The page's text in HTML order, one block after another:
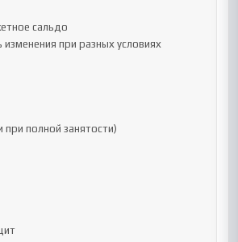
сальдо
при разных условиях
при полной занятости)